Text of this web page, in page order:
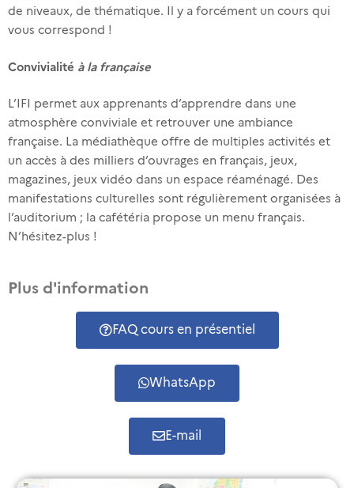
de niveaux, de thématique. Il y a forcément un cours qui
vous correspond !
Convivialité à la française
L’IFI permet aux apprenants d’apprendre dans une
atmosphère conviviale et retrouver une ambiance
française. La médiathèque offre de multiples activités et
un accès à des milliers d’ouvrages en français, jeux,
magazines, jeux vidéo dans un espace réaménagé. Des
manifestations culturelles sont régulièrement organisées à
l’auditorium ; la cafétéria propose un menu français.
N’hésitez-plus !
Plus d'information
FAQ cours en présentiel
WhatsApp
E-mail